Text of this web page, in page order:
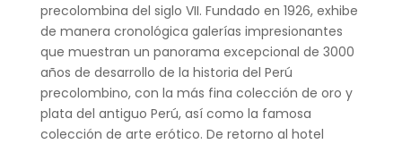
precolombina del siglo VII. Fundado en 1926, exhibe
de manera cronológica galerías impresionantes
que muestran un panorama excepcional de 3000
años de desarrollo de la historia del Perú
precolombino, con la más fina colección de oro y
plata del antiguo Perú, así como la famosa
colección de arte erótico. De retorno al hotel